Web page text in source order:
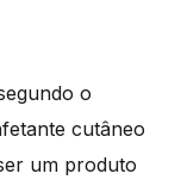
o
cutâneo
um produto